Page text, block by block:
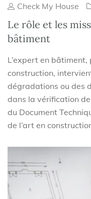
Check My House
Le rôle et les
bâtiment
L’expert en
construction,
dégradations ou des
dans la vérification
du Document
de l’art en